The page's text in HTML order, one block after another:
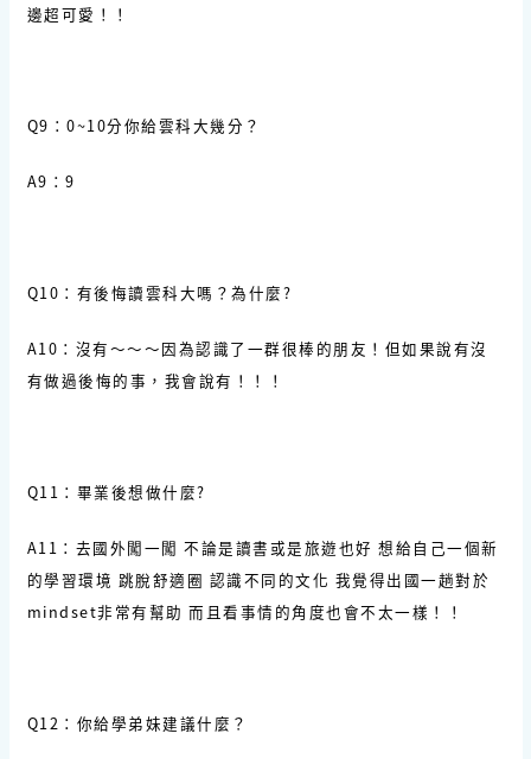
邊超可愛！！
Q9：0~10分你給雲科大幾分？
A9：9
Q10：有後悔讀雲科大嗎？為什麼?
A10：沒有～～～因為認識了一群很棒的朋友！但如果說有沒
有做過後悔的事，我會說有！！！
Q11：畢業後想做什麼?
A11：去國外闖一闖 不論是讀書或是旅遊也好 想給自己一個新
的學習環境 跳脫舒適圈 認識不同的文化 我覺得出國一趟對於
mindset非常有幫助 而且看事情的角度也會不太一樣！！
Q12：你給學弟妹建議什麼？